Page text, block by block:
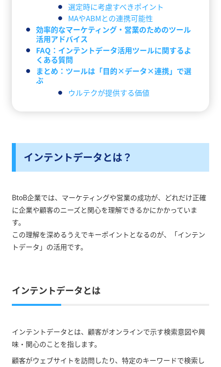
選定時に考慮すべきポイント
MAやABMとの連携可能性
効率的なマーケティング・営業のためのツール
活用アドバイス
FAQ：インテントデータ活用ツールに関するよ
くある質問
まとめ：ツールは「目的×データ×連携」で選
ぶ
ウルテクが提供する価値
インテントデータとは？
BtoB企業では、マーケティングや営業の成功が、どれだけ正確
に企業や顧客のニーズと関心を理解できるかにかかっていま
す。
この理解を深めるうえでキーポイントとなるのが、「インテン
トデータ」の活用です。
インテントデータとは
インテントデータとは、顧客がオンラインで示す検索意図や興
味・関心のことを指します。
顧客がウェブサイトを訪問したり、特定のキーワードで検索し